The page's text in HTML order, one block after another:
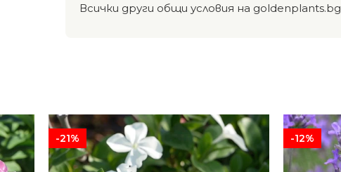
Всички други общи условия на goldenplants.bg
-21% -12%